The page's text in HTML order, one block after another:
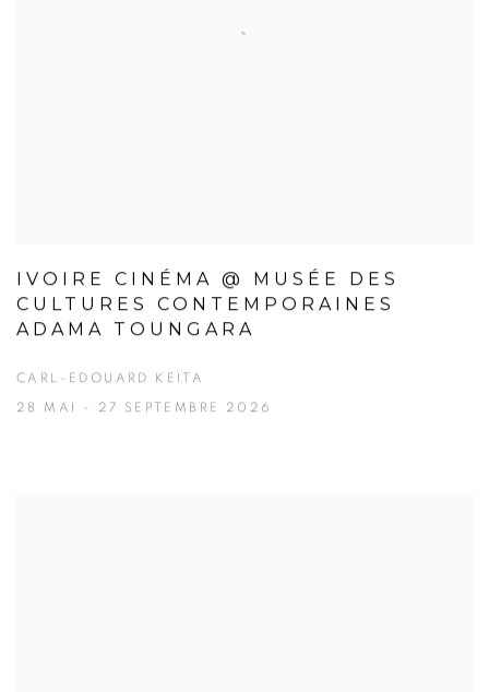
IVOIRE CINÉMA @ MUSÉE DES
CULTURES CONTEMPORAINES
ADAMA TOUNGARA
CARL-EDOUARD KEÏTA
28 MAI - 27 SEPTEMBRE 2026